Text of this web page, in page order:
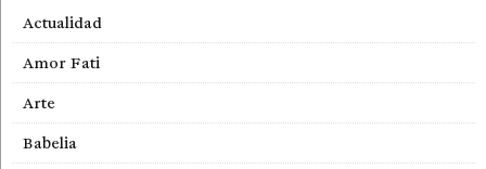
Actualidad
Amor Fati
Arte
Babelia